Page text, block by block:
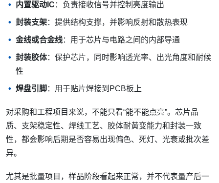
内置驱动IC ：负责接收信号并控制亮度输出
封装支架：提供结构支撑，并影响反射和散热表现
金线或合金线：用于芯片与电路之间的内部导通
封装胶体：保护芯片，同时影响透光率、出光角度和耐候
性
焊盘引脚：用于贴片焊接到PCB板上
对采购和工程项目来说，不能只看“能不能点亮”。芯片品
质、支架稳定性、焊线工艺、胶体耐黄变能力和封装一致
性，都会影响后期是否容易出现偏色、死灯、光衰或批次差
异。
尤其是批量项目，样品阶段看起来正常，并不代表量产后一